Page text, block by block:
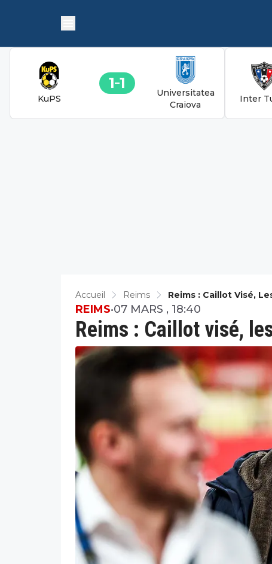
KuPS
1 1
Universitatea
Craiova
Inter
Accueil Reims Reims : Caillot Visé,
Reims : Caillot visé,
REIMS•07 MARS , 18:40